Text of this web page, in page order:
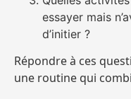
essayer mais
d’initier ?
Répondre à ces
une routine qui